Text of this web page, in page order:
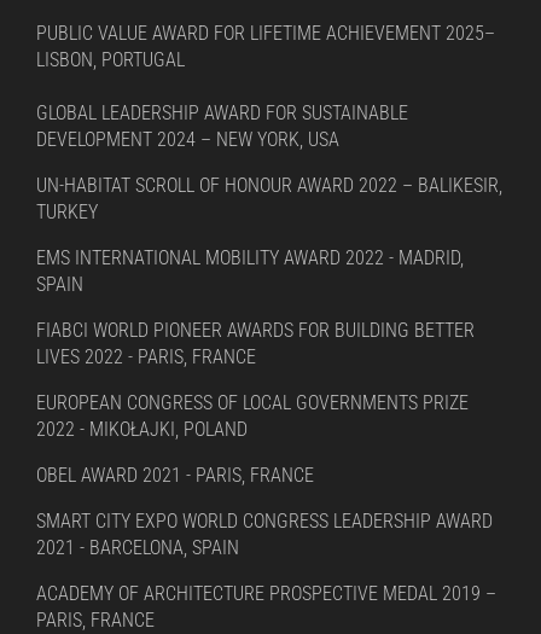
PUBLIC VALUE AWARD FOR LIFETIME ACHIEVEMENT 2025–
LISBON, PORTUGAL
GLOBAL LEADERSHIP AWARD FOR SUSTAINABLE
DEVELOPMENT 2024 – NEW YORK, USA
UN-HABITAT SCROLL OF HONOUR AWARD 2022 – BALIKESIR,
TURKEY
EMS INTERNATIONAL MOBILITY AWARD 2022 - MADRID,
SPAIN
FIABCI WORLD PIONEER AWARDS FOR BUILDING BETTER
LIVES 2022 - PARIS, FRANCE
EUROPEAN CONGRESS OF LOCAL GOVERNMENTS PRIZE
2022 - MIKOŁAJKI, POLAND
OBEL AWARD 2021 - PARIS, FRANCE
SMART CITY EXPO WORLD CONGRESS LEADERSHIP AWARD
2021 - BARCELONA, SPAIN
ACADEMY OF ARCHITECTURE PROSPECTIVE MEDAL 2019 –
PARIS, FRANCE